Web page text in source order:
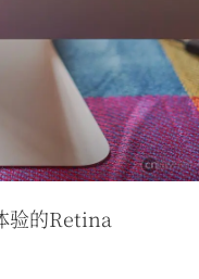
验的Retina